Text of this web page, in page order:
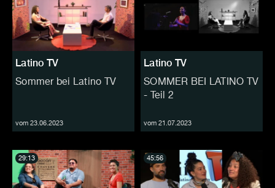
Latino TV
Sommer bei Latino TV
vom 23.06.2023
Latino TV
SOMMER BEI LATINO TV
- Teil 2
vom 21.07.2023
29:13 45:56